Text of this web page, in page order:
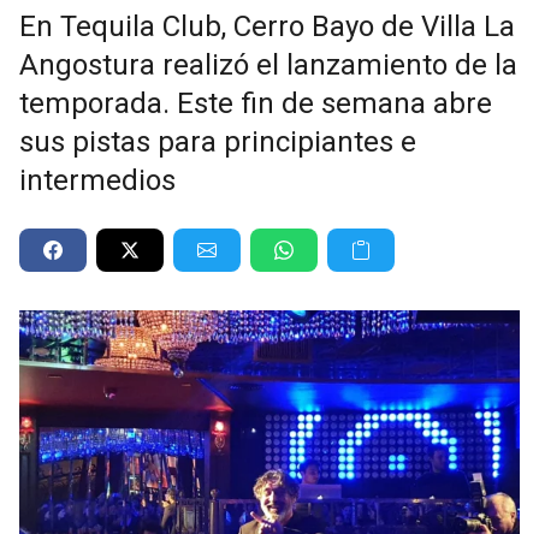
En Tequila Club, Cerro Bayo de Villa La
Angostura realizó el lanzamiento de la
temporada. Este fin de semana abre
sus pistas para principiantes e
intermedios